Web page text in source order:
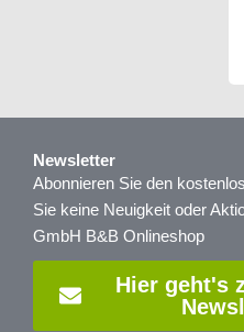
Newsletter
Abonnieren Sie den
Sie keine Neuigkeit oder
GmbH B&B Onlineshop
Hier geht's